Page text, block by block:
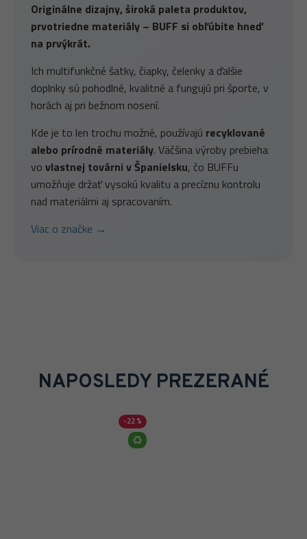
Originálne dizajny, široká paleta produktov,
prvotriedne materiály – BUFF si obľúbite hneď
na prvýkrát.
Ich multifunkčné šatky, čiapky, čelenky a ďalšie
doplnky sú pohodlné, kvalitné a fungujú pri športe, v
horách aj pri bežnom nosení.
Kde je to len trochu možné, používajú recyklované
alebo prírodné materiály. Väčšina výroby prebieha
vo vlastnej továrni v Španielsku, čo BUFFu
umožňuje držať vysokú kvalitu a precíznu kontrolu
nad materiálmi aj spracovaním.
Viac o značke →
NAPOSLEDY PREZERANÉ
-22 %